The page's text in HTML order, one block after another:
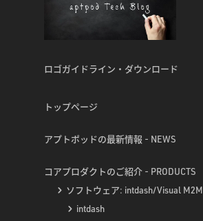
ロゴガイドライン・ダウンロード
トップページ
アプトポッドの最新情報 - NEWS
コアプロダクトのご紹介 - PRODUCTS
ソフトウェア: intdash/Visual M2M
intdash